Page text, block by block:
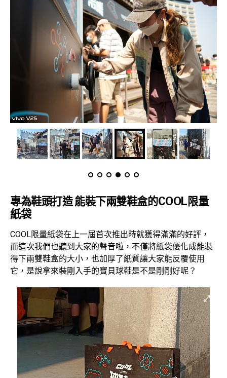
專為鞋頭打造 能裝下兩雙鞋盒的COOL限量
紙袋
COOL限量紙袋在上一屆首次推出時就獲得滿滿的好評，
而這次我們也聽到大家的聲音啦，不僅將紙袋優化成能裝
得下兩雙鞋盒的大小，也加厚了紙質讓大家能反覆使用
它，是說拿來裝剛入手的寶貝球鞋是不是剛剛好呢？